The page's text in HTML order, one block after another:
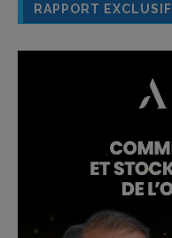
RAPPORT EXCLUSIF